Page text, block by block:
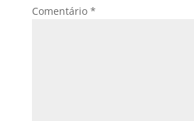
Comentário *